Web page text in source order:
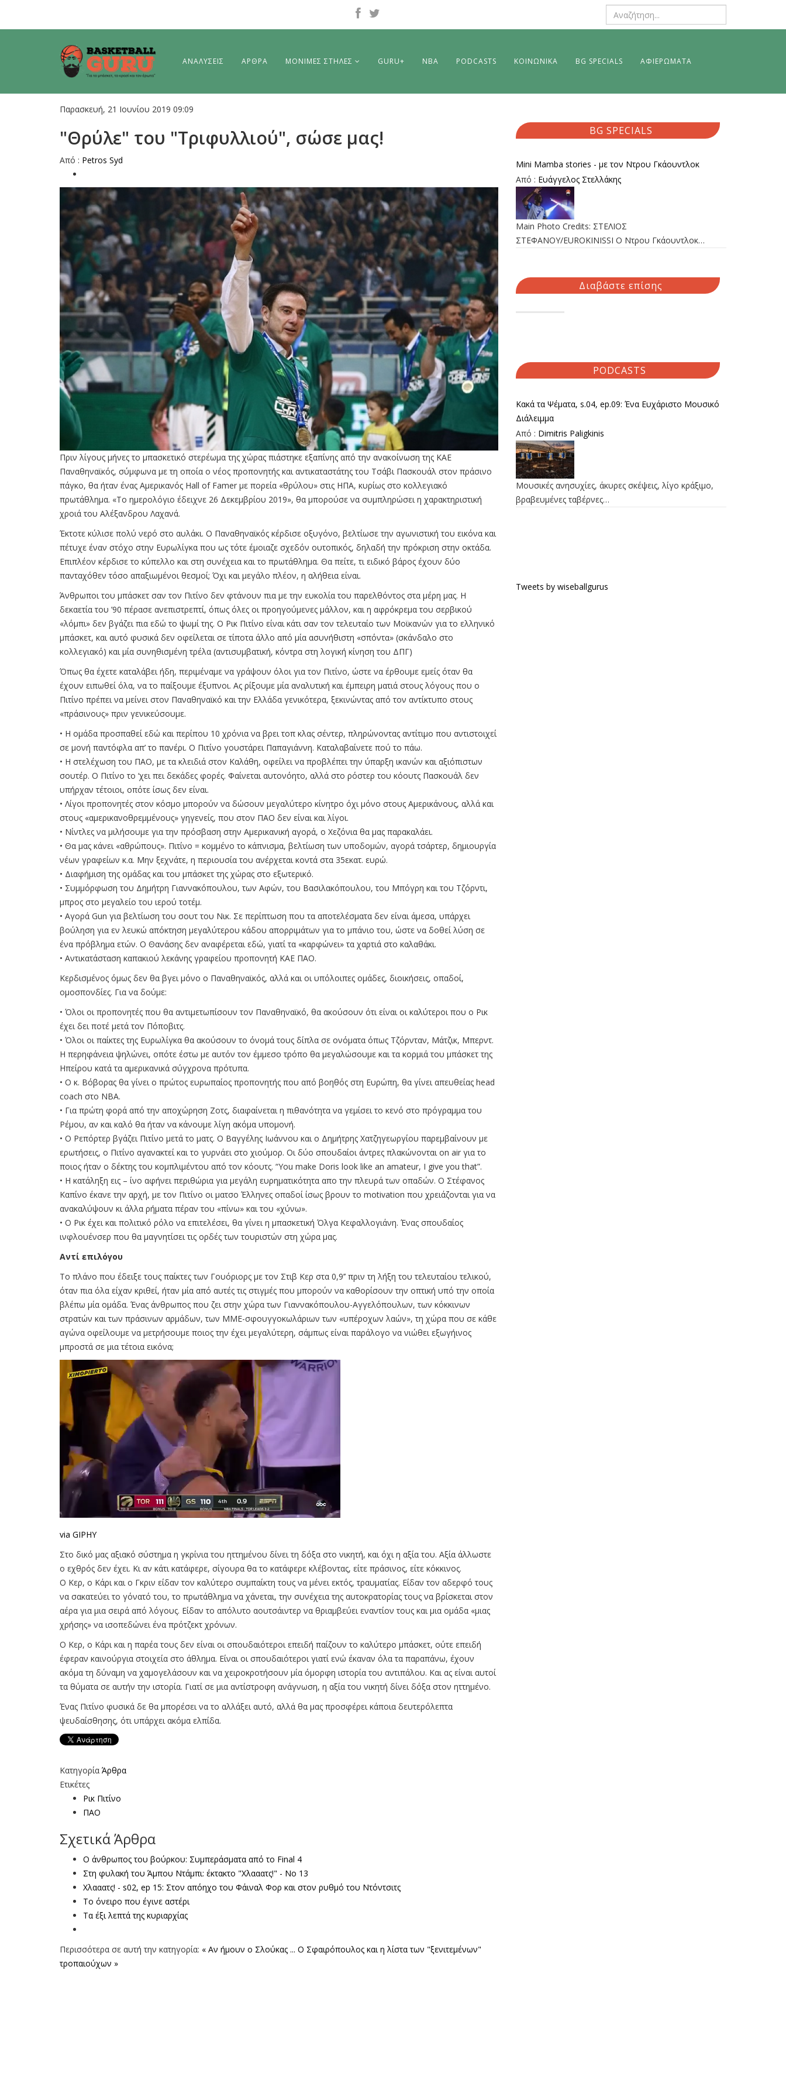
ΑΝΑΛΥΣΕΙΣ ΑΡΘΡΑ ΜΟΝΙΜΕΣ ΣΤΗΛΕΣ GURU+ NBA PODCASTS ΚΟΙΝΩΝΙΚΑ BG SPECIALS ΑΦΙΕΡΩΜΑΤΑ
Παρασκευή, 21 Ιουνίου 2019 09:09
"Θρύλε" του "Τριφυλλιού", σώσε μας!
Από : Petros Syd
Πριν λίγους μήνες το μπασκετικό στερέωμα της χώρας πιάστηκε εξαπίνης από την ανακοίνωση της ΚΑΕ
Παναθηναϊκός, σύμφωνα με τη οποία ο νέος προπονητής και αντικαταστάτης του Τσάβι Πασκουάλ στον πράσινο
πάγκο, θα ήταν ένας Αμερικανός Hall of Famer με πορεία «θρύλου» στις ΗΠΑ, κυρίως στο κολλεγιακό
πρωτάθλημα. «Το ημερολόγιο έδειχνε 26 Δεκεμβρίου 2019», θα μπορούσε να συμπληρώσει η χαρακτηριστική
χροιά του Αλέξανδρου Λαχανά.
Έκτοτε κύλισε πολύ νερό στο αυλάκι. Ο Παναθηναϊκός κέρδισε οξυγόνο, βελτίωσε την αγωνιστική του εικόνα και
πέτυχε έναν στόχο στην Ευρωλίγκα που ως τότε έμοιαζε σχεδόν ουτοπικός, δηλαδή την πρόκριση στην οκτάδα.
Επιπλέον κέρδισε το κύπελλο και στη συνέχεια και το πρωτάθλημα. Θα πείτε, τι ειδικό βάρος έχουν δύο
πανταχόθεν τόσο απαξιωμένοι θεσμοί; Όχι και μεγάλο πλέον, η αλήθεια είναι.
Άνθρωποι του μπάσκετ σαν τον Πιτίνο δεν φτάνουν πια με την ευκολία του παρελθόντος στα μέρη μας. Η
δεκαετία του ’90 πέρασε ανεπιστρεπτί, όπως όλες οι προηγούμενες μάλλον, και η αφρόκρεμα του σερβικού
«λόμπι» δεν βγάζει πια εδώ το ψωμί της. Ο Ρικ Πιτίνο είναι κάτι σαν τον τελευταίο των Μοϊκανών για το ελληνικό
μπάσκετ, και αυτό φυσικά δεν οφείλεται σε τίποτα άλλο από μία ασυνήθιστη «σπόντα» (σκάνδαλο στο
κολλεγιακό) και μία συνηθισμένη τρέλα (αντισυμβατική, κόντρα στη λογική κίνηση του ΔΠΓ)
Όπως θα έχετε καταλάβει ήδη, περιμέναμε να γράψουν όλοι για τον Πιτίνο, ώστε να έρθουμε εμείς όταν θα
έχουν ειπωθεί όλα, να το παίξουμε έξυπνοι. Ας ρίξουμε μία αναλυτική και έμπειρη ματιά στους λόγους που ο
Πιτίνο πρέπει να μείνει στον Παναθηναϊκό και την Ελλάδα γενικότερα, ξεκινώντας από τον αντίκτυπο στους
«πράσινους» πριν γενικεύσουμε.
• Η ομάδα προσπαθεί εδώ και περίπου 10 χρόνια να βρει τοπ κλας σέντερ, πληρώνοντας αντίτιμο που αντιστοιχεί
σε μονή παντόφλα απ’ το πανέρι. Ο Πιτίνο γουστάρει Παπαγιάννη. Καταλαβαίνετε πού το πάω.
• Η στελέχωση του ΠΑΟ, με τα κλειδιά στον Καλάθη, οφείλει να προβλέπει την ύπαρξη ικανών και αξιόπιστων
σουτέρ. Ο Πιτίνο το ‘χει πει δεκάδες φορές. Φαίνεται αυτονόητο, αλλά στο ρόστερ του κόουτς Πασκουάλ δεν
υπήρχαν τέτοιοι, οπότε ίσως δεν είναι.
• Λίγοι προπονητές στον κόσμο μπορούν να δώσουν μεγαλύτερο κίνητρο όχι μόνο στους Αμερικάνους, αλλά και
στους «αμερικανοθρεμμένους» γηγενείς, που στον ΠΑΟ δεν είναι και λίγοι.
• Νίντλες να μιλήσουμε για την πρόσβαση στην Αμερικανική αγορά, ο Χεζόνια θα μας παρακαλάει.
• Θα μας κάνει «αθρώπους». Πιτίνο = κομμένο το κάπνισμα, βελτίωση των υποδομών, αγορά τσάρτερ, δημιουργία
νέων γραφείων κ.α. Μην ξεχνάτε, η περιουσία του ανέρχεται κοντά στα 35εκατ. ευρώ.
• Διαφήμιση της ομάδας και του μπάσκετ της χώρας στο εξωτερικό.
• Συμμόρφωση του Δημήτρη Γιαννακόπουλου, των Αφών, του Βασιλακόπουλου, του Μπόγρη και του Τζόρντι,
μπρος στο μεγαλείο του ιερού τοτέμ.
• Αγορά Gun για βελτίωση του σουτ του Νικ. Σε περίπτωση που τα αποτελέσματα δεν είναι άμεσα, υπάρχει
βούληση για εν λευκώ απόκτηση μεγαλύτερου κάδου απορριμάτων για το μπάνιο του, ώστε να δοθεί λύση σε
ένα πρόβλημα ετών. Ο Θανάσης δεν αναφέρεται εδώ, γιατί τα «καρφώνει» τα χαρτιά στο καλαθάκι.
• Αντικατάσταση καπακιού λεκάνης γραφείου προπονητή ΚΑΕ ΠΑΟ.
Κερδισμένος όμως δεν θα βγει μόνο ο Παναθηναϊκός, αλλά και οι υπόλοιπες ομάδες, διοικήσεις, οπαδοί,
ομοσπονδίες. Για να δούμε:
• Όλοι οι προπονητές που θα αντιμετωπίσουν τον Παναθηναϊκό, θα ακούσουν ότι είναι οι καλύτεροι που ο Ρικ
έχει δει ποτέ μετά τον Πόποβιτς.
• Όλοι οι παίκτες της Ευρωλίγκα θα ακούσουν το όνομά τους δίπλα σε ονόματα όπως Τζόρνταν, Μάτζικ, Μπερντ.
Η περηφάνεια ψηλώνει, οπότε έστω με αυτόν τον έμμεσο τρόπο θα μεγαλώσουμε και τα κορμιά του μπάσκετ της
Ηπείρου κατά τα αμερικανικά σύγχρονα πρότυπα.
• Ο κ. Βόβορας θα γίνει ο πρώτος ευρωπαίος προπονητής που από βοηθός στη Ευρώπη, θα γίνει απευθείας head
coach στο ΝΒΑ.
• Για πρώτη φορά από την αποχώρηση Ζοτς, διαφαίνεται η πιθανότητα να γεμίσει το κενό στο πρόγραμμα του
Ρέμου, αν και καλό θα ήταν να κάνουμε λίγη ακόμα υπομονή.
• Ο Ρεπόρτερ βγάζει Πιτίνο μετά το ματς. Ο Βαγγέλης Ιωάννου και ο Δημήτρης Χατζηγεωργίου παρεμβαίνουν με
ερωτήσεις, ο Πιτίνο αγανακτεί και το γυρνάει στο χιούμορ. Οι δύο σπουδαίοι άντρες πλακώνονται on air για το
ποιος ήταν ο δέκτης του κομπλιμέντου από τον κόουτς. “You make Doris look like an amateur, I give you that”.
• Η κατάληξη εις – ίνο αφήνει περιθώρια για μεγάλη ευρηματικότητα απο την πλευρά των οπαδών. Ο Στέφανος
Καπίνο έκανε την αρχή, με τον Πιτίνο οι ματσο Έλληνες οπαδοί ίσως βρουν το motivation που χρειάζονται για να
ανακαλύψουν κι άλλα ρήματα πέραν του «πίνω» και του «χύνω».
• Ο Ρικ έχει και πολιτικό ρόλο να επιτελέσει, θα γίνει η μπασκετική Όλγα Κεφαλλογιάνη. Ένας σπουδαίος
ινφλουένσερ που θα μαγνητίσει τις ορδές των τουριστών στη χώρα μας.
Αντί επιλόγου
Το πλάνο που έδειξε τους παίκτες των Γουόριορς με τον Στιβ Κερ στα 0,9’’ πριν τη λήξη του τελευταίου τελικού,
όταν πια όλα είχαν κριθεί, ήταν μία από αυτές τις στιγμές που μπορούν να καθορίσουν την οπτική υπό την οποία
βλέπω μία ομάδα. Ένας άνθρωπος που ζει στην χώρα των Γιαννακόπουλου-Αγγελόπουλων, των κόκκινων
στρατών και των πράσινων αρμάδων, των ΜΜΕ-σφουγγοκωλάριων των «υπέροχων λαών», τη χώρα που σε κάθε
αγώνα οφείλουμε να μετρήσουμε ποιος την έχει μεγαλύτερη, σάμπως είναι παράλογο να νιώθει εξωγήινος
μπροστά σε μια τέτοια εικόνα;
via GIPHY
Στο δικό μας αξιακό σύστημα η γκρίνια του ηττημένου δίνει τη δόξα στο νικητή, και όχι η αξία του. Αξία άλλωστε
ο εχθρός δεν έχει. Κι αν κάτι κατάφερε, σίγουρα θα το κατάφερε κλέβοντας, είτε πράσινος, είτε κόκκινος.
Ο Κερ, ο Κάρι και ο Γκριν είδαν τον καλύτερο συμπαίκτη τους να μένει εκτός, τραυματίας. Είδαν τον αδερφό τους
να σακατεύει το γόνατό του, το πρωτάθλημα να χάνεται, την συνέχεια της αυτοκρατορίας τους να βρίσκεται στον
αέρα για μια σειρά από λόγους. Είδαν το απόλυτο αουτσάιντερ να θριαμβεύει εναντίον τους και μια ομάδα «μιας
χρήσης» να ισοπεδώνει ένα πρότζεκτ χρόνων.
Ο Κερ, ο Κάρι και η παρέα τους δεν είναι οι σπουδαιότεροι επειδή παίζουν το καλύτερο μπάσκετ, ούτε επειδή
έφεραν καινούργια στοιχεία στο άθλημα. Είναι οι σπουδαιότεροι γιατί ενώ έκαναν όλα τα παραπάνω, έχουν
ακόμα τη δύναμη να χαμογελάσουν και να χειροκροτήσουν μία όμορφη ιστορία του αντιπάλου. Και ας είναι αυτοί
τα θύματα σε αυτήν την ιστορία. Γιατί σε μια αντίστροφη ανάγνωση, η αξία του νικητή δίνει δόξα στον ηττημένο.
Ένας Πιτίνο φυσικά δε θα μπορέσει να το αλλάξει αυτό, αλλά θα μας προσφέρει κάποια δευτερόλεπτα
ψευδαίσθησης, ότι υπάρχει ακόμα ελπίδα.
Κατηγορία Άρθρα
Ετικέτες
Ρικ Πιτίνο
ΠΑΟ
Σχετικά Άρθρα
Ο άνθρωπος του βούρκου: Συμπεράσματα από το Final 4
Στη φυλακή του Άμπου Ντάμπι: έκτακτο "Χλααατς!" - Νο 13
Χλααατς! - s02, ep 15: Στον απόηχο του Φάιναλ Φορ και στον ρυθμό του Ντόντσιτς
Το όνειρο που έγινε αστέρι
Τα έξι λεπτά της κυριαρχίας
Περισσότερα σε αυτή την κατηγορία: « Αν ήμουν ο Σλούκας ... Ο Σφαιρόπουλος και η λίστα των "ξενιτεμένων"
τροπαιούχων »
BG SPECIALS
Mini Mamba stories - με τον Ντρου Γκάουντλοκ
Από : Ευάγγελος Στελλάκης
Main Photo Credits: ΣΤΕΛΙΟΣ
ΣΤΕΦΑΝΟΥ/EUROKINISSI Ο Ντρου Γκάουντλοκ…
Διαβάστε επίσης
PODCASTS
Κακά τα Ψέματα, s.04, ep.09: Ένα Ευχάριστο Μουσικό
Διάλειμμα
Από : Dimitris Paligkinis
Μουσικές ανησυχίες, άκυρες σκέψεις, λίγο κράξιμο,
βραβευμένες ταβέρνες…
Tweets by wiseballgurus